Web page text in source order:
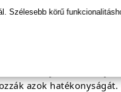
a korai
amelyek
azok hatékonyságát.
Szélesebb körű